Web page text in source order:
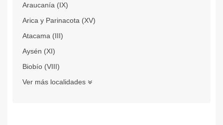
Araucanía (IX)
Arica y Parinacota (XV)
Atacama (III)
Aysén (XI)
Biobío (VIII)
Ver más localidades